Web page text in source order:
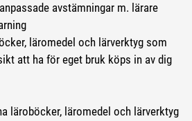
avstämningar m. lärare
läromedel och lärverktyg som
att ha för eget bruk köps in av dig
läroböcker, läromedel och lärverktyg